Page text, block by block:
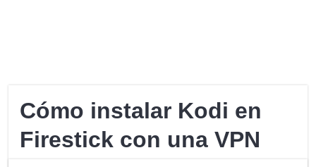
Cómo instalar Kodi en
Firestick con una VPN